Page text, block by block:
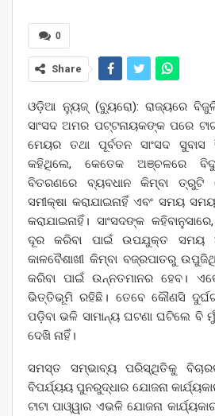
0
Share
ଓଡ଼ିଆ ନ୍ୟୁଜ୍ (ବ୍ୟୁରୋ): ରାଜ୍ୟରେ
ସାଂସଦ ଅମର ପଟ୍ଟନାୟକଙ୍କ ପରେ
ମେୟର ତଥା ପୂର୍ବତନ ସାଂସଦ
କହିଥିଲେ, କେତେକ ଅଞ୍ଚଳରେ
ବିତରଣରେ ବ୍ୟବଧାନ କିମ୍ବା ତ୍ରୁଟି
ସମୀକ୍ଷା କରାଯାଇନାହିଁ ଏବଂ ସମୟ
କରାଯାଇନାହିଁ। ସାଂସଦଙ୍କ
ଦୂର କରିବା ପାଇଁ ଉପଯୁକ୍ତ ସମୟ
କାଳବୈଶାଖୀ କିମ୍ବା ବଜ୍ରପାତରୁ
କରିବା ପାଇଁ ଉନ୍ନତମାନର ହେବ।
ଭିତ୍ତିଭୂମି ରହିଛି। ତେବେ କୌଣସି
ପଡ଼ିବା ଭଳି ସାମାନ୍ୟ ଘଟଣା ଘଟିଲେ ବି
ଦେଖି ନାହିଁ।
ସମସ୍ତ ସମ୍ଭାବ୍ୟ ପରିସ୍ଥିତିକୁ
ବିପର୍ଯ୍ୟୟ ପୁନରୁଦ୍ଧାର ଯୋଜନା
ଟାଟା ପାଓ୍ୱାର ଏଭଳି ଯୋଜନା